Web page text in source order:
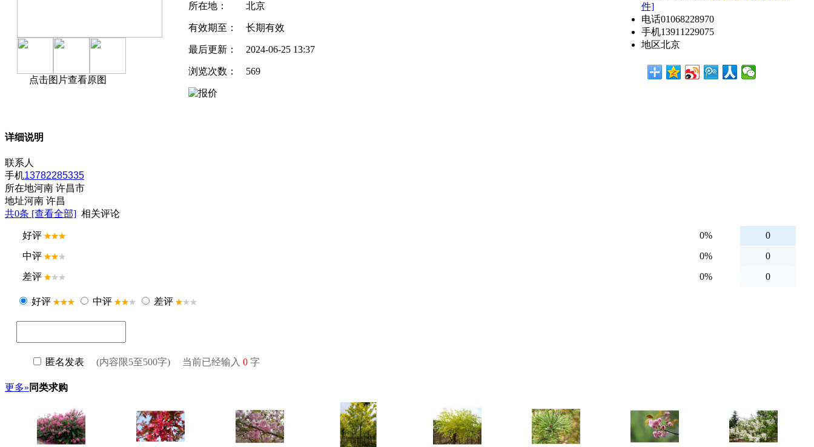
点击图片查看原图
所在地： 北京
有效期至： 长期有效
最后更新： 2024-06-25 13:37
浏览次数： 569
件]
电话01068228970
手机13911229075
地区北京
详细说明
联系人
手机13782285335
所在地河南 许昌市
地址河南 许昌
共0条 [查看全部] 相关评论
更多» 同类求购